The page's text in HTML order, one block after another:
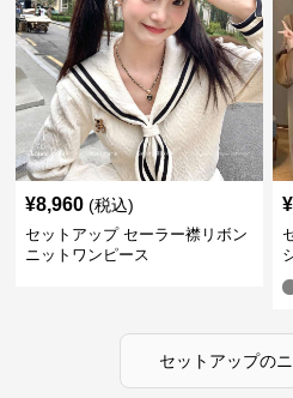
¥8,960 (税込)
セットアップ セーラー襟リボン
ニットワンピース
¥
セットアップの